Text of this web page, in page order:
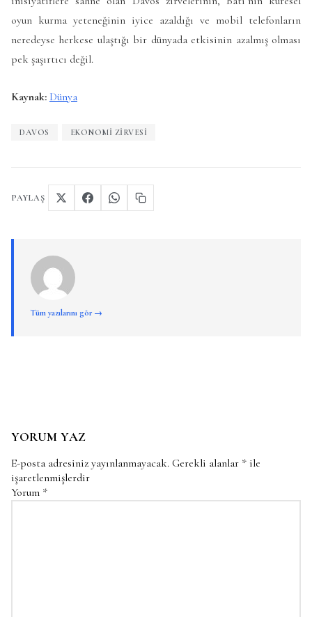
oyun kurma yeteneğinin iyice azaldığı ve mobil telefonların
neredeyse herkese ulaştığı bir dünyada etkisinin azalmış olması
pek şaşırtıcı değil.
Kaynak: Dünya
DAVOS EKONOMI ZIRVESI
PAYLAŞ
Tüm yazılarını gör →
YORUM YAZ
E-posta adresiniz yayınlanmayacak. Gerekli alanlar * ile
işaretlenmişlerdir
Yorum *